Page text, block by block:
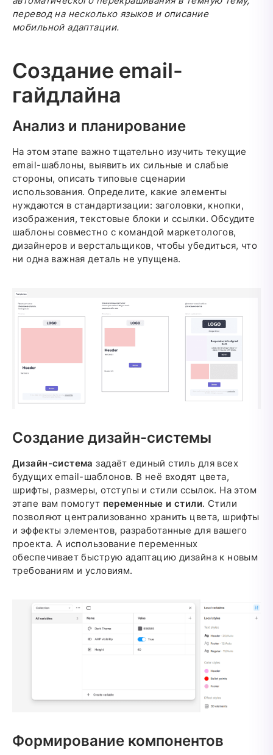
перевод на несколько языков и описание
мобильной адаптации.
Создание email-
гайдлайна
Анализ и планирование
На этом этапе важно тщательно изучить текущие
email-шаблоны, выявить их сильные и слабые
стороны, описать типовые сценарии
использования. Определите, какие элементы
нуждаются в стандартизации: заголовки, кнопки,
изображения, текстовые блоки и ссылки. Обсудите
шаблоны совместно с командой маркетологов,
дизайнеров и верстальщиков, чтобы убедиться, что
ни одна важная деталь не упущена.
Создание дизайн-системы
Дизайн-система задаёт единый стиль для всех
будущих email-шаблонов. В неё входят цвета,
шрифты, размеры, отступы и стили ссылок. На этом
этапе вам помогут переменные и стили. Стили
позволяют централизованно хранить цвета, шрифты
и эффекты элементов, разработанные для вашего
проекта. А использование переменных
обеспечивает быструю адаптацию дизайна к новым
требованиям и условиям.
Формирование компонентов